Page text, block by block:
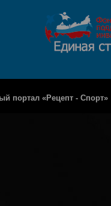
портал «Рецепт - Спорт»